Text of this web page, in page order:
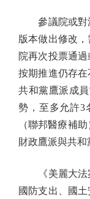
參議院或對法
版本做出修改
院再次投票通
按期推進仍存
共和黨鷹派成
勢，至多允許3
（聯邦醫療補
財政鷹派與共和
《美麗大法案
國防支出、國